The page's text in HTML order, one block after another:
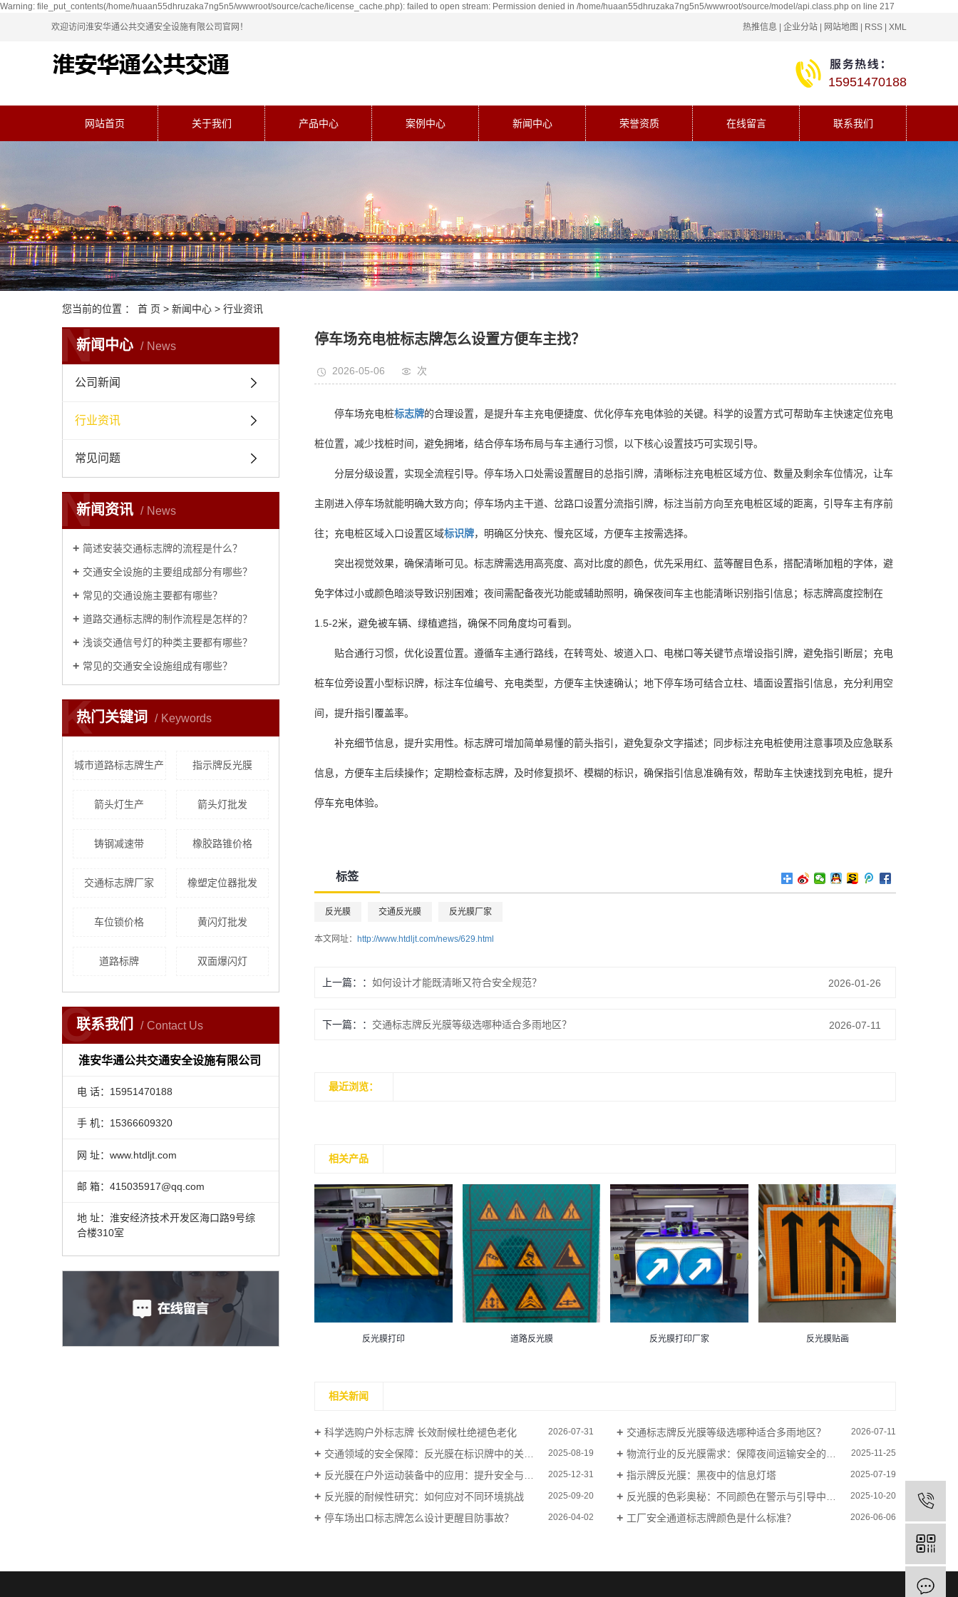
Warning: file_put_contents(/home/huaan55dhruzaka7ng5n5/wwwroot/source/cache/license_cache.php): failed to open stream: Permission denied in /home/huaan55dhruzaka7ng5n5/wwwroot/source/model/api.class.php on line 217
欢迎访问淮安华通公共交通安全设施有限公司官网！ 热推信息 企业分站 网站地图 RSS XML
15951470188
网站首页 关于我们 产品中心 案例中心 新闻中心 荣誉资质 在线留言 联系我们
您当前的位置 ： 首 页 > 新闻中心 > 行业资讯
新闻中心 News
N
公司新闻
行业资讯
常见问题
新闻资讯 News
N
简述安装交通标志牌的流程是什么？
交通安全设施的主要组成部分有哪些？
常见的交通设施主要都有哪些？
道路交通标志牌的制作流程是怎样的？
浅谈交通信号灯的种类主要都有哪些？
常见的交通安全设施组成有哪些？
热门关键词 Keywords
K
城市道路标志牌生产 指示牌反光膜
箭头灯生产 箭头灯批发
铸钢减速带 橡胶路锥价格
交通标志牌厂家 橡塑定位器批发
车位锁价格 黄闪灯批发
道路标牌 双面爆闪灯
联系我们 Contact Us
C
淮安华通公共交通安全设施有限公司
电 话：15951470188
手 机：15366609320
网 址：www.htdljt.com
邮 箱：415035917@qq.com
地 址：淮安经济技术开发区海口路9号综
合楼310室
停车场充电桩标志牌怎么设置方便车主找？
2026-05-06 次
停车场充电桩标志牌的合理设置，是提升车主充电便捷度、优化停车充电体验的关键。科学的设置方式可帮助车主快速定位充电
桩位置，减少找桩时间，避免拥堵，结合停车场布局与车主通行习惯，以下核心设置技巧可实现引导。
分层分级设置，实现全流程引导。停车场入口处需设置醒目的总指引牌，清晰标注充电桩区域方位、数量及剩余车位情况，让车
主刚进入停车场就能明确大致方向；停车场内主干道、岔路口设置分流指引牌，标注当前方向至充电桩区域的距离，引导车主有序前
往；充电桩区域入口设置区域标识牌，明确区分快充、慢充区域，方便车主按需选择。
突出视觉效果，确保清晰可见。标志牌需选用高亮度、高对比度的颜色，优先采用红、蓝等醒目色系，搭配清晰加粗的字体，避
免字体过小或颜色暗淡导致识别困难；夜间需配备夜光功能或辅助照明，确保夜间车主也能清晰识别指引信息；标志牌高度控制在
1.5-2米，避免被车辆、绿植遮挡，确保不同角度均可看到。
贴合通行习惯，优化设置位置。遵循车主通行路线，在转弯处、坡道入口、电梯口等关键节点增设指引牌，避免指引断层；充电
桩车位旁设置小型标识牌，标注车位编号、充电类型，方便车主快速确认；地下停车场可结合立柱、墙面设置指引信息，充分利用空
间，提升指引覆盖率。
补充细节信息，提升实用性。标志牌可增加简单易懂的箭头指引，避免复杂文字描述；同步标注充电桩使用注意事项及应急联系
信息，方便车主后续操作；定期检查标志牌，及时修复损坏、模糊的标识，确保指引信息准确有效，帮助车主快速找到充电桩，提升
停车充电体验。
标签
反光膜 交通反光膜 反光膜厂家
本文网址： http://www.htdljt.com/news/629.html
上一篇： 如何设计才能既清晰又符合安全规范？ 2026-01-26
下一篇： 交通标志牌反光膜等级选哪种适合多雨地区？ 2026-07-11
最近浏览：
相关产品
反光膜产品 反光膜打印 道路反光膜 反光膜打印厂家 反光膜贴画
相关新闻
科学选购户外标志牌 长效耐候杜绝褪色老化 2026-07-31 交通标志牌反光膜等级选哪种适合多雨地区？ 2026-07-11
交通领域的安全保障：反光膜在标识牌中的关键应用 2025-08-19 物流行业的反光膜需求：保障夜间运输安全的利器 2025-11-25
反光膜在户外运动装备中的应用：提升安全与时尚感 2025-12-31 指示牌反光膜：黑夜中的信息灯塔 2025-07-19
反光膜的耐候性研究：如何应对不同环境挑战 2025-09-20 反光膜的色彩奥秘：不同颜色在警示与引导中的功能差异 2025-10-20
停车场出口标志牌怎么设计更醒目防事故？ 2026-04-02 工厂安全通道标志牌颜色是什么标准？ 2026-06-06